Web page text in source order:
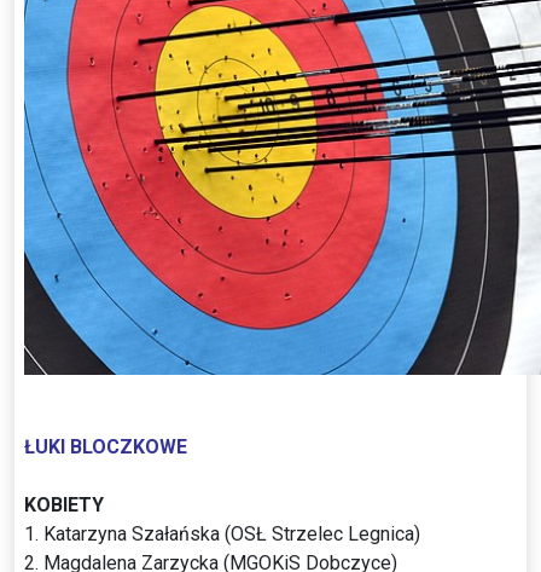
ŁUKI BLOCZKOWE
KOBIETY
1. Katarzyna Szałańska (OSŁ Strzelec Legnica)
2. Magdalena Zarzycka (MGOKiS Dobczyce)